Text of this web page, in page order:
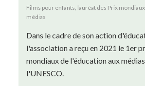
Films pour enfants, lauréat des Prix
médias
Dans le cadre de son action
l'association a reçu en 2021 le 1er
mondiaux de l'éducation aux
l'UNESCO.